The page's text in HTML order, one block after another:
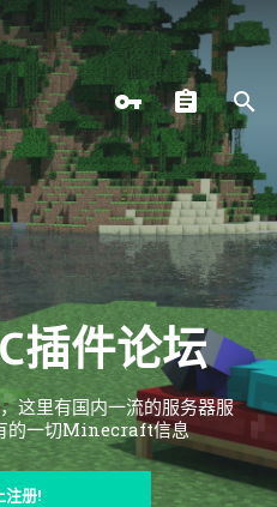
插件论坛
这里有国内一流的服务器服
的一切Minecraft信息
注册!